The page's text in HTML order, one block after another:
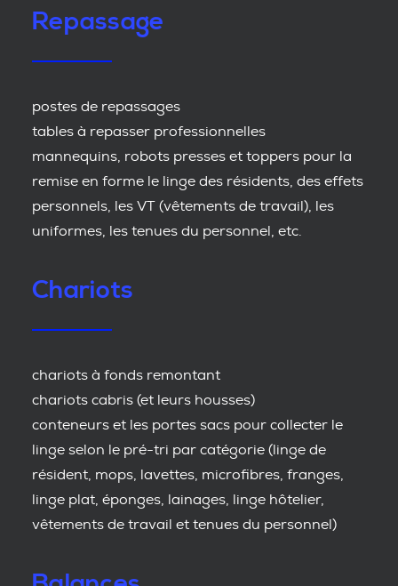
Repassage
postes de repassages
tables à repasser professionnelles
mannequins, robots presses et toppers pour la
remise en forme le linge des résidents, des effets
personnels, les VT (vêtements de travail), les
uniformes, les tenues du personnel, etc.
Chariots
chariots à fonds remontant
chariots cabris (et leurs housses)
conteneurs et les portes sacs pour collecter le
linge selon le pré-tri par catégorie (linge de
résident, mops, lavettes, microfibres, franges,
linge plat, éponges, lainages, linge hôtelier,
vêtements de travail et tenues du personnel)